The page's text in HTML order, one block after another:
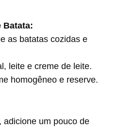
Batata:
as batatas cozidas e
leite e creme de leite.
homogêneo e reserve.
adicione um pouco de